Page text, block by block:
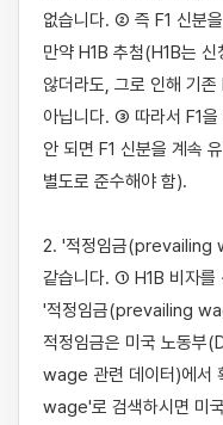
없습니다. ② 즉 F1 신분
만약 H1B 추첨(H1B는 신
않더라도, 그로 인해 기
아닙니다. ③ 따라서 F1을
안 되면 F1 신분을 계속
별도로 준수해야 함).
2. '적정임금(prevailing
같습니다. ① H1B 비자를
'적정임금(prevailing
적정임금은 미국 노동부
wage 관련 데이터)에서
wage'로 검색하시면 미